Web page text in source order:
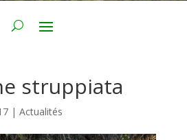
struppiata
| Actualités